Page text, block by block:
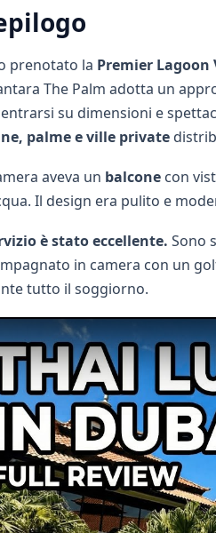
prenotato la Premier Lagoon
The Palm adotta un
su dimensioni e
palme e ville private
aveva un balcone con
Il design era pulito e
è stato eccellente. Sono
in camera con un
tutto il soggiorno.